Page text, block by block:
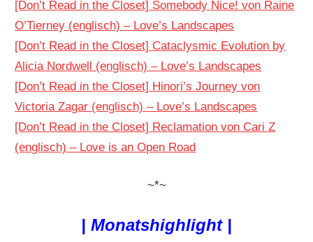
[Don’t Read in the Closet] Somebody Nice! von Raine
O’Tierney (englisch) – Love’s Landscapes
[Don’t Read in the Closet] Cataclysmic Evolution by
Alicia Nordwell (englisch) – Love’s Landscapes
[Don’t Read in the Closet] Hinori’s Journey von
Victoria Zagar (englisch) – Love’s Landscapes
[Don’t Read in the Closet] Reclamation von Cari Z
(englisch) – Love is an Open Road
~*~
| Monatshighlight |